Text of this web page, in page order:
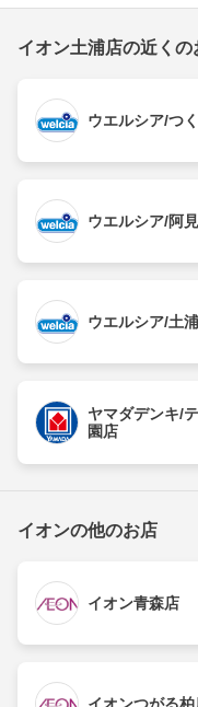
イオン土浦店の近くの
ウエルシア/つ
ウエルシア/阿
ウエルシア/土
ヤマダデンキ/
園店
イオンの他のお店
イオン青森店